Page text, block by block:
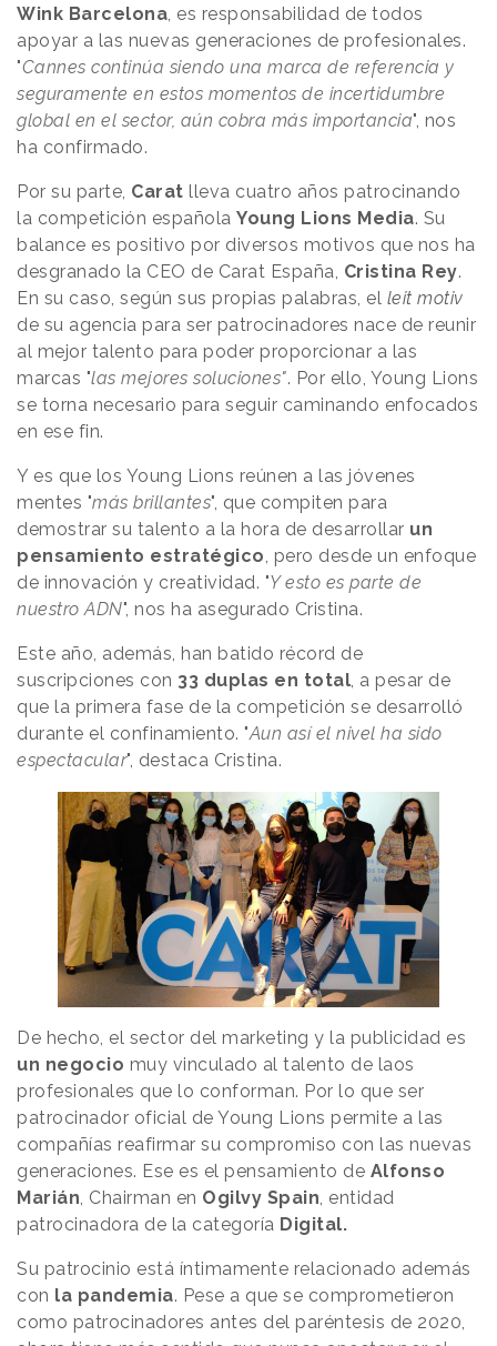
Wink Barcelona, es responsabilidad de todos
apoyar a las nuevas generaciones de profesionales.
"Cannes continúa siendo una marca de referencia y
seguramente en estos momentos de incertidumbre
global en el sector, aún cobra más importancia", nos
ha confirmado.
Por su parte, Carat lleva cuatro años patrocinando
la competición española Young Lions Media. Su
balance es positivo por diversos motivos que nos ha
desgranado la CEO de Carat España, Cristina Rey.
En su caso, según sus propias palabras, el leit motiv
de su agencia para ser patrocinadores nace de reunir
al mejor talento para poder proporcionar a las
marcas "las mejores soluciones". Por ello, Young Lions
se torna necesario para seguir caminando enfocados
en ese fin.
Y es que los Young Lions reúnen a las jóvenes
mentes "más brillantes", que compiten para
demostrar su talento a la hora de desarrollar un
pensamiento estratégico, pero desde un enfoque
de innovación y creatividad. "Y esto es parte de
nuestro ADN", nos ha asegurado Cristina.
Este año, además, han batido récord de
suscripciones con 33 duplas en total, a pesar de
que la primera fase de la competición se desarrolló
durante el confinamiento. "Aun así el nivel ha sido
espectacular", destaca Cristina.
De hecho, el sector del marketing y la publicidad es
un negocio muy vinculado al talento de laos
profesionales que lo conforman. Por lo que ser
patrocinador oficial de Young Lions permite a las
compañías reafirmar su compromiso con las nuevas
generaciones. Ese es el pensamiento de Alfonso
Marián, Chairman en Ogilvy Spain, entidad
patrocinadora de la categoría Digital.
Su patrocinio está íntimamente relacionado además
con la pandemia. Pese a que se comprometieron
como patrocinadores antes del paréntesis de 2020,